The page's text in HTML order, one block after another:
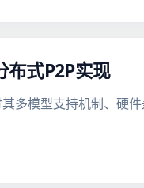
式P2P实现
多模型支持机制、硬